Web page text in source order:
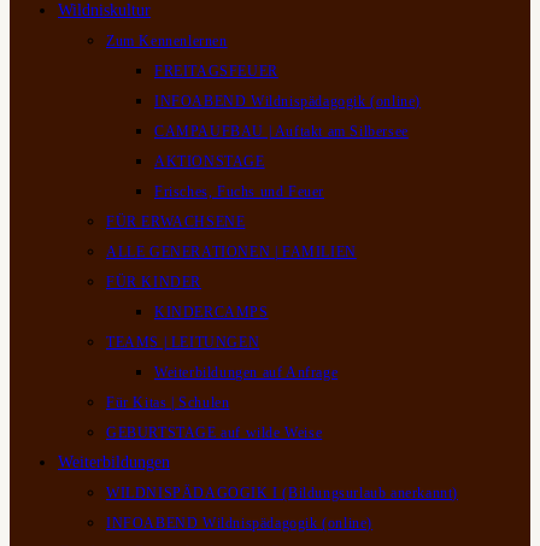
Wildniskultur
Zum Kennenlernen
FREITAGSFEUER
INFOABEND Wildnispädagogik (online)
CAMPAUFBAU | Auftakt am Silbersee
AKTIONSTAGE
Frisches, Fuchs und Feuer
FÜR ERWACHSENE
ALLE GENERATIONEN | FAMILIEN
FÜR KINDER
KINDERCAMPS
TEAMS | LEITUNGEN
Weiterbildungen auf Anfrage
Für Kitas | Schulen
GEBURTSTAGE auf wilde Weise
Weiterbildungen
WILDNISPÄDAGOGIK I (Bildungsurlaub anerkannt)
INFOABEND Wildnispädagogik (online)